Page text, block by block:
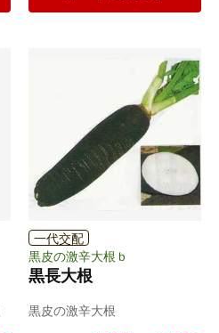
一代交配
黒皮の激辛大根ｂ
黒長大根
黒皮の激辛大根